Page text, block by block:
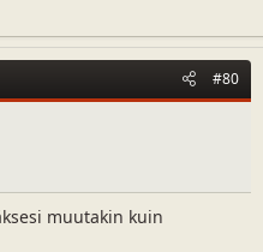
#80
muutakin kuin